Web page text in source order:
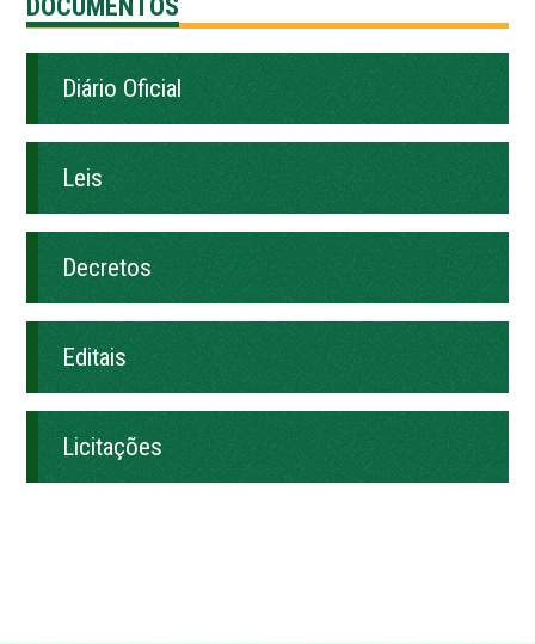
Diário Oficial
Leis
Decretos
Editais
Licitações